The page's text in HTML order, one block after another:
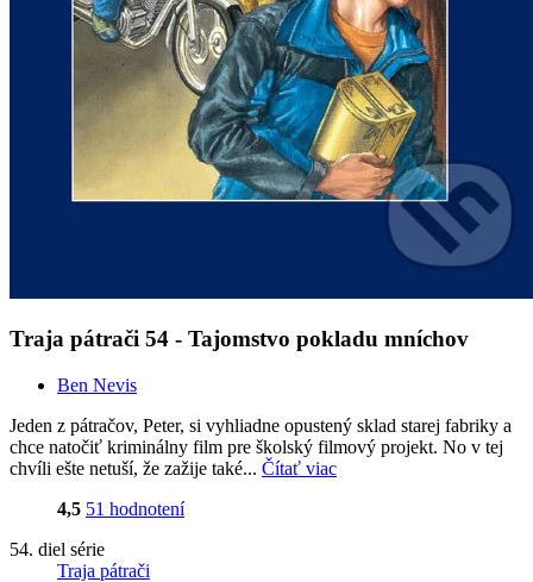
Traja pátrači 54 - Tajomstvo pokladu mníchov
Ben Nevis
Jeden z pátračov, Peter, si vyhliadne opustený sklad starej fabriky a
chce natočiť kriminálny film pre školský filmový projekt. No v tej
chvíli ešte netuší, že zažije také... Čítať viac
4,5 51 hodnotení
54. diel série
Traja pátrači